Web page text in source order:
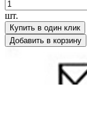
шт.
Купить в один клик
Добавить в корзину